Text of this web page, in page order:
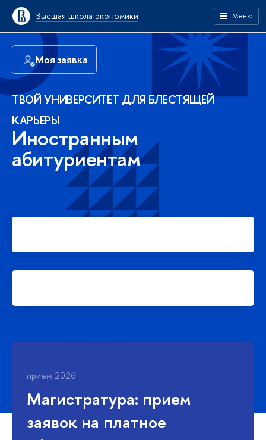
ысшая школа экономики Меню
Моя заявка
ТВОЙ УНИВЕРСИТЕТ ДЛЯ БЛЕСТЯЩЕЙ
КАРЬЕРЫ
Иностранным
абитуриентам
прием 2026
Бакалавриат: прием заявок
на платное обучение